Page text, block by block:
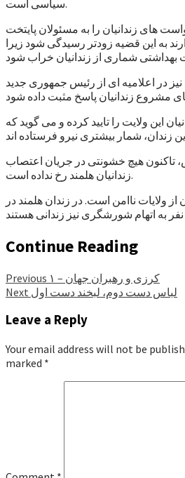
سیاسی است.
های زندانیان را به مسئولان پایتخت
به این قضیه زودتر رسیدگی شود زیرا
نیز در اعلامیه ای از رئیس جمهوری جدید
این ولایت را تایید کرده و می گوید که
تاکنون هیچ خشونتی در جریان اعتصاب
زندانیان هلمند رخ نداده است.
ولایات ناامن است. در زندان هلمند در
Continue Reading
Previous
کرزی و رهبران جهان – ۱
Next لباس دست دوم، لبخند دست اول
Leave a Reply
Your email address will not be
marked *